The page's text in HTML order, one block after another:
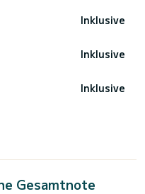
Inklusive
Inklusive
Inklusive
Gesamtnote